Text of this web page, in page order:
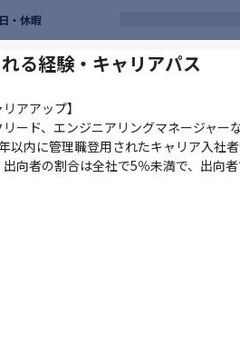
・休暇
る経験・キャリアパス
リアアップ】
リード、エンジニアリングマネージャー
以内に管理職登用されたキャリア入社者
出向者の割合は全社で5％未満で、出向